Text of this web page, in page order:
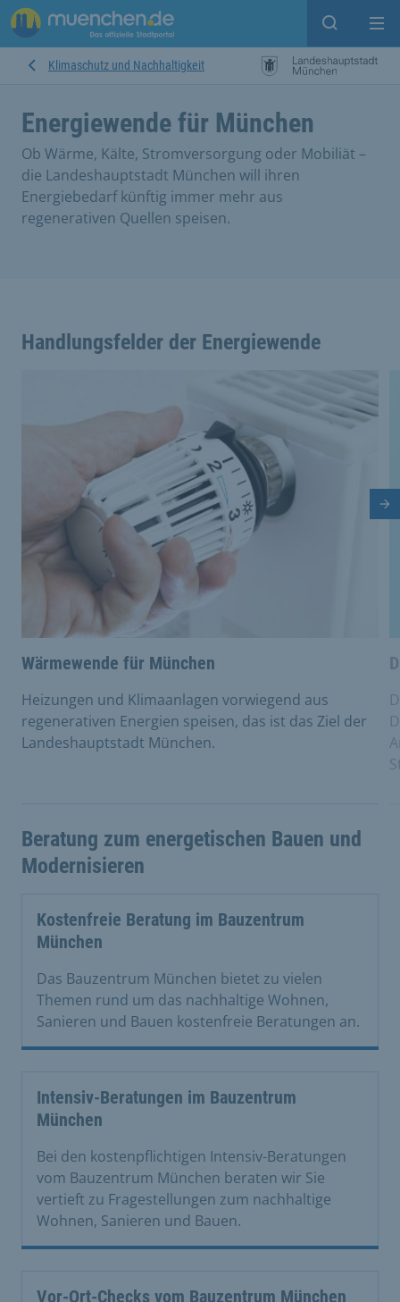
Suche
Klimaschutz und Nachhaltigkeit
Energiewende für München
Ob Wärme, Kälte, Stromversorgung oder Mobiliät –
die Landeshauptstadt München will ihren
Energiebedarf künftig immer mehr aus
regenerativen Quellen speisen.
Handlungsfelder der Energiewende
Wärmewende für München
Heizungen und Klimaanlagen vorwiegend aus
regenerativen Energien speisen, das ist das Ziel der
Landeshauptstadt München.
Beratung zum energetischen Bauen und
Modernisieren
Kostenfreie Beratung im Bauzentrum
München
Das Bauzentrum München bietet zu vielen
Themen rund um das nachhaltige Wohnen,
Sanieren und Bauen kostenfreie Beratungen an.
Intensiv-Beratungen im Bauzentrum
München
Bei den kostenpflichtigen Intensiv-Beratungen
vom Bauzentrum München beraten wir Sie
vertieft zu Fragestellungen zum nachhaltige
Wohnen, Sanieren und Bauen.
Vor-Ort-Checks vom Bauzentrum München